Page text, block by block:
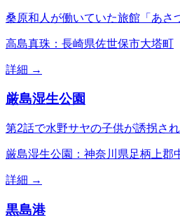
桑原和人が働いていた旅館「あさ
高島真珠：長崎県佐世保市大塔町
詳細 →
厳島湿生公園
第2話で水野サヤの子供が誘拐さ
厳島湿生公園：神奈川県足柄上郡
詳細 →
黒島港